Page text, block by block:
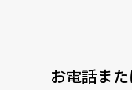
お電話ま